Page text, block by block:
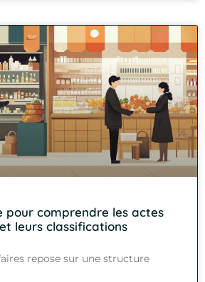
pour comprendre les actes
leurs classifications
repose sur une structure